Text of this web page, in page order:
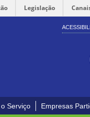
Legislação
Serviço Empresas